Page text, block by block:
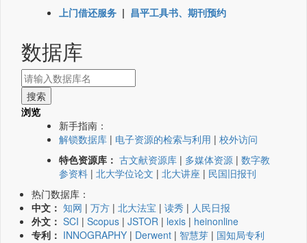
上门借还服务 | 昌平工具书、期刊预约
数据库
浏览
新手指南：
解锁数据库 | 电子资源的检索与利用 | 校外访问
特色资源库： 古文献资源库 | 多媒体资源 | 数字教
参资料 | 北大学位论文 | 北大讲座 | 民国旧报刊
热门数据库：
中文： 知网 | 万方 | 北大法宝 | 读秀 | 人民日报
外文： SCI | Scopus | JSTOR | lexis | heinonline
专利： INNOGRAPHY | Derwent | 智慧芽 | 国知局专利